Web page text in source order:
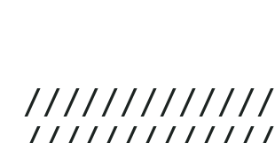
/////////////